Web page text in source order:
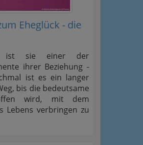
Eheglück - die
ist sie einer der
ihrer Beziehung -
ist es ein langer
bis die bedeutsame
wird, mit dem
Lebens verbringen zu